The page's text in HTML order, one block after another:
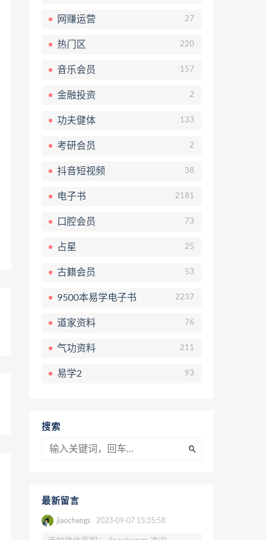
网赚运营 27
热门区 220
音乐会员 157
金融投资 2
功夫健体 133
考研会员 2
抖音短视频 38
电子书 2181
口腔会员 73
占星 25
古籍会员 53
9500本易学电子书 2237
道家资料 76
气功资料 211
易学2 93
搜索
最新留言
jiaochengs 2023-09-07 15:35:58